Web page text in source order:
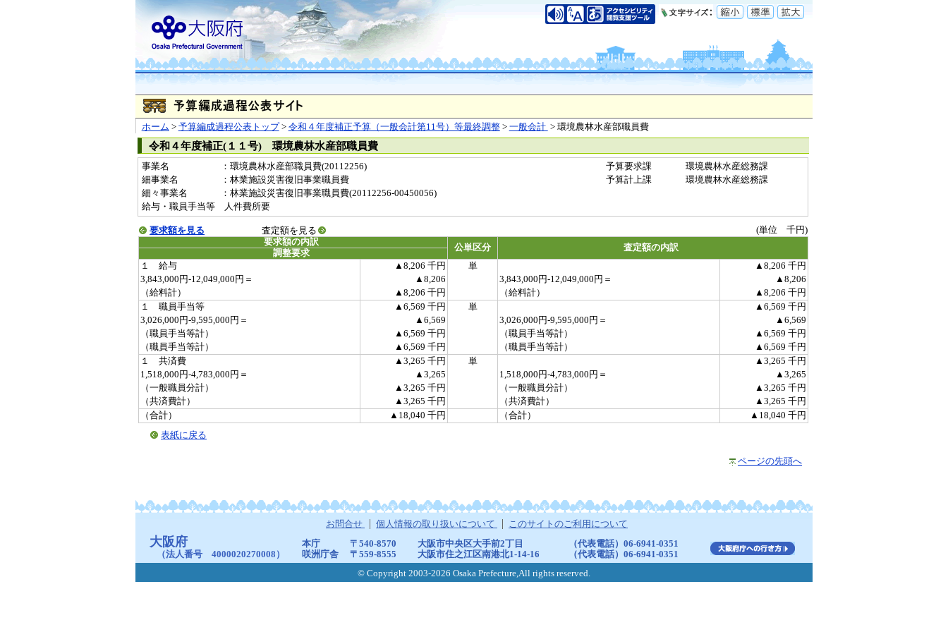
ホーム > 予算編成過程公表トップ> 令和４年度補正予算（一般会計第11号）等最終調整> 一般会計 > 環境農林水産部職員費
令和４年度補正(１１号) 環境農林水産部職員費
事業名 ：環境農林水産部職員費(20112256) 予算要求課
環境農林水産総務課
細事業名
：林業施設災害復旧事業職員費 予算計上課
環境農林水産総務課
細々事業名
：林業施設災害復旧事業職員費(20112256-00450056)
給与・職員手当等 人件費所要
要求額を見る 査定額を見る
(単位 千円)
要求額の内訳
公単区分 査定額の内訳
調整要求
１ 給与
▲8,206 千円 単
▲8,206 千円
3,843,000円-12,049,000円＝
▲8,206 3,843,000円-12,049,000円＝
▲8,206
（給料計）
▲8,206 千円 （給料計）
▲8,206 千円
１ 職員手当等
▲6,569 千円 単
▲6,569 千円
3,026,000円-9,595,000円＝
▲6,569 3,026,000円-9,595,000円＝
▲6,569
（職員手当等計）
▲6,569 千円 （職員手当等計）
▲6,569 千円
（職員手当等計）
▲6,569 千円 （職員手当等計）
▲6,569 千円
１ 共済費
▲3,265 千円 単
▲3,265 千円
1,518,000円-4,783,000円＝
▲3,265 1,518,000円-4,783,000円＝
▲3,265
（一般職員分計）
▲3,265 千円 （一般職員分計）
▲3,265 千円
（共済費計）
▲3,265 千円 （共済費計）
▲3,265 千円
（合計）
▲18,040 千円 （合計）
▲18,040 千円
表紙に戻る
ページの先頭へ
お問合せ 個人情報の取り扱いについて このサイトのご利用について
大阪府
（法人番号 4000020270008）
本庁 〒540-8570 大阪市中央区大手前2丁目
（代表電話）06-6941-0351
咲洲庁舎
〒559-8555 大阪市住之江区南港北1-14-16
（代表電話）06-6941-0351
© Copyright 2003-2026 Osaka Prefecture,All rights reserved.